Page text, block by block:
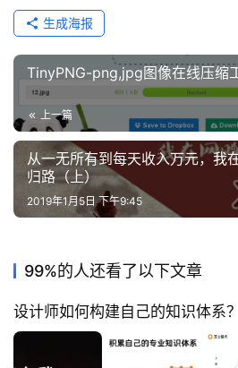
资
源
答
I
具
登录
生成海报
TinyPNG-png,jpg图像在线压缩
上一篇
从一无所有到每天收入万元，我
归路（上）
2019年1月5日 下午9:45
99%的人还看了以下文章
设计师如何构建自己的知识体系？